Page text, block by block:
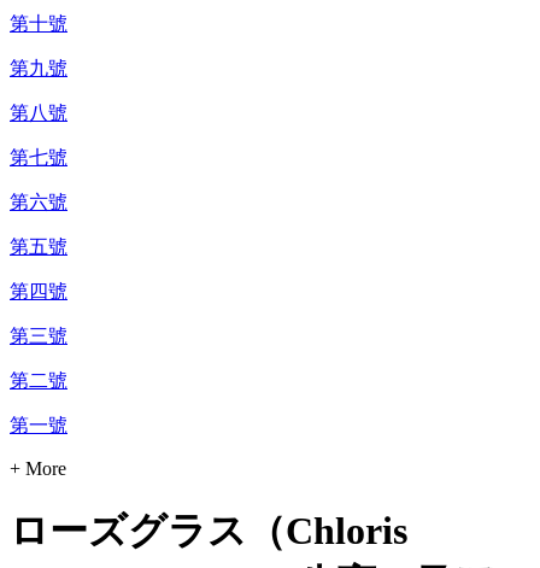
第十號
第九號
第八號
第七號
第六號
第五號
第四號
第三號
第二號
第一號
+ More
ローズグラス（Chloris